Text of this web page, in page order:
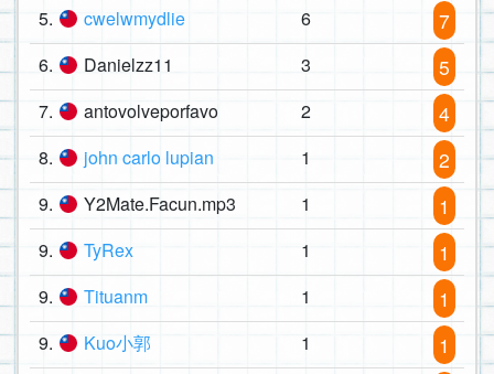
5. cwelwmydlie 6 7
6. Danielzz11 3 5
7. antovolveporfavo 2 4
8. john carlo lupian 1 2
9. Y2Mate.Facun.mp3 1 1
9. TyRex 1 1
9. Tituanm 1 1
9. Kuo小郭 1 1